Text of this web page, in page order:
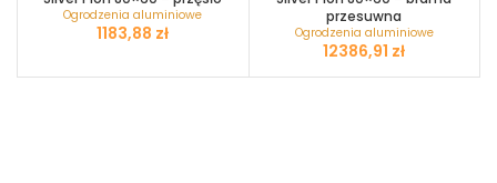
Ogrodzenia aluminiowe
zł
przesuwna
Ogrodzenia aluminiowe
zł